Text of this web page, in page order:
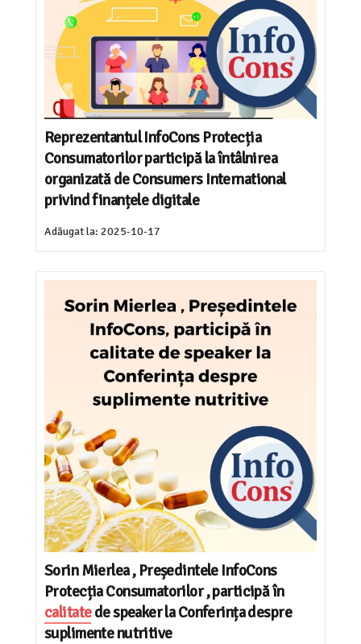
Reprezentantul InfoCons Protecția
Consumatorilor participă la întâlnirea
organizată de Consumers International
privind finanțele digitale
Adăugat la: 2025-10-17
Sorin Mierlea , Președintele InfoCons
Protecția Consumatorilor , participă în
calitatede speaker la Conferința despre
suplimente nutritive